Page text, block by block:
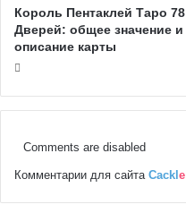
Король Пентаклей Таро 78
Дверей: общее значение и
описание карты
Comments are disabled
Комментарии для сайта Cackle